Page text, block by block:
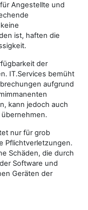
Angestellte und
ist, haften die
der
IT.Services bemüht
aufgrund
kann jedoch auch
nur für grob
Pflichtverletzungen.
Schäden, die durch
Software und
Geräten der